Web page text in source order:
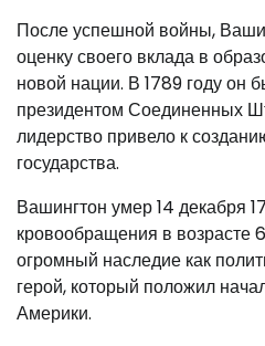
После успешной войны,
оценку своего вклада в
новой нации. В 1789 году он
президентом Соединенных
лидерство привело к
государства.
Вашингтон умер 14 декабря
кровообращения в возрасте
огромный наследие как
герой, который положил
Америки.